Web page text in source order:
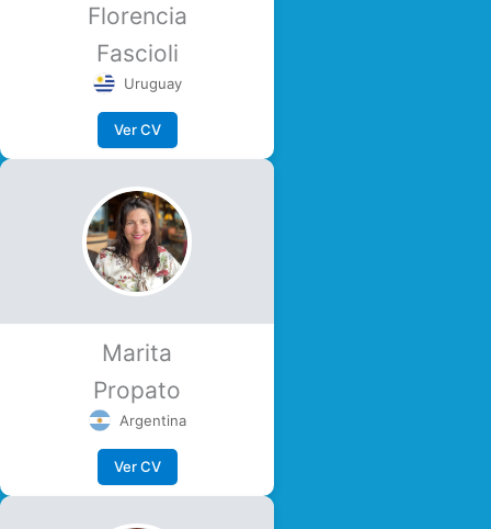
Florencia
Fascioli
Uruguay
Ver CV
Marita
Propato
Argentina
Ver CV